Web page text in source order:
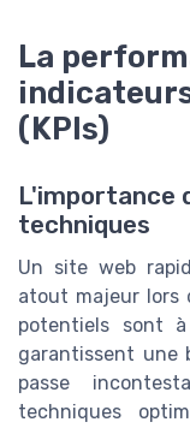
La
(KPIs)
L'importance
techniques
Un site web
atout majeur lors
potentiels sont
garantissent une
passe
techniques